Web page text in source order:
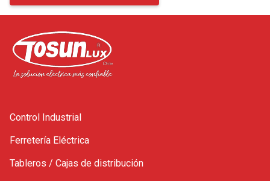
Control Industrial
Ferretería Eléctrica
Tableros / Cajas de distribución